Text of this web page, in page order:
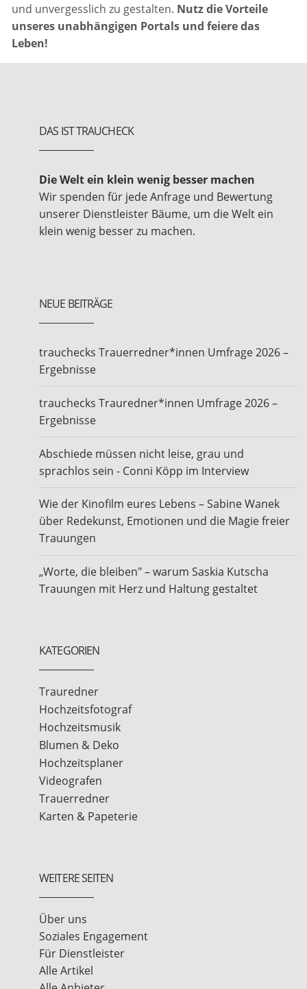
und unvergesslich zu gestalten. Nutz die Vorteile
unseres unabhängigen Portals und feiere das
Leben!
DAS IST TRAUCHECK
Die Welt ein klein wenig besser machen
Wir spenden für jede Anfrage und Bewertung
unserer Dienstleister Bäume, um die Welt ein
klein wenig besser zu machen.
NEUE BEITRÄGE
trauchecks Trauerredner*innen Umfrage 2026 –
Ergebnisse
trauchecks Trauredner*innen Umfrage 2026 –
Ergebnisse
Abschiede müssen nicht leise, grau und
sprachlos sein - Conni Köpp im Interview
Wie der Kinofilm eures Lebens – Sabine Wanek
über Redekunst, Emotionen und die Magie freier
Trauungen
„Worte, die bleiben" – warum Saskia Kutscha
Trauungen mit Herz und Haltung gestaltet
KATEGORIEN
Trauredner
Hochzeitsfotograf
Hochzeitsmusik
Blumen & Deko
Hochzeitsplaner
Videografen
Trauerredner
Karten & Papeterie
WEITERE SEITEN
Über uns
Soziales Engagement
Für Dienstleister
Alle Artikel